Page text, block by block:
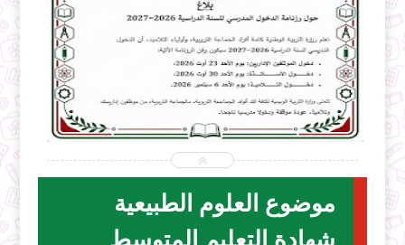
2026-07-31
ecoledz.net
موضوع العلوم الطبيعية